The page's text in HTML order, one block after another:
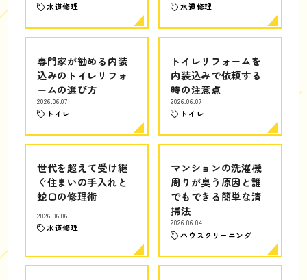
水道修理 水道修理
専門家が勧める内装
込みのトイレリフォ
ームの選び方
2026.06.07
トイレ
トイレリフォームを
内装込みで依頼する
時の注意点
2026.06.07
トイレ
世代を超えて受け継
ぐ住まいの手入れと
蛇口の修理術
2026.06.06
水道修理
マンションの洗濯機
周りが臭う原因と誰
でもできる簡単な清
掃法
2026.06.04
ハウスクリーニング